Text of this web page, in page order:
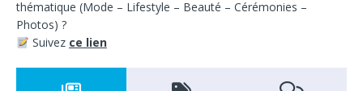
thématique (Mode – Lifestyle – Beauté – Cérémonies –
Photos) ?
Suivez ce lien